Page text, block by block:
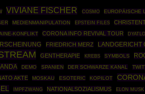
VIVIANE FISCHER COSMO EUROPÄISCHE
MEDIENMANIPULATION EPSTEIN FILES
KONFLIKT CORONA INFO REVIVAL TOUR
FRIEDRICH MERZ LANDGERICHT
GENTHERAPIE KREBS SYMBOLS
DEMO SPANIEN DER SCHWARZE KANAL
AKTE MOSKAU ESOTERIC KOPILOT
IMPFZWANG NATIONALSOZIALISMUS ELON MUSK